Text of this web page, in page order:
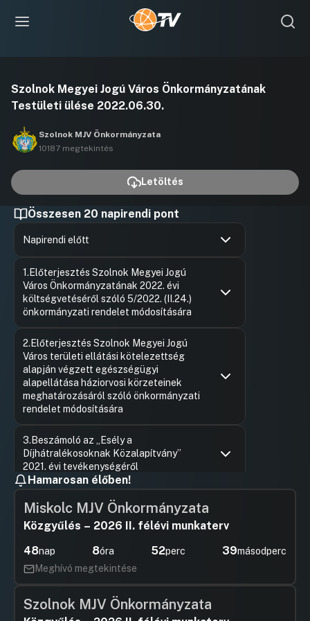
lejátszása
Szolnok Megyei Jogú Város Önkormányzatának
Testületi ülése 2022.06.30.
Szolnok MJV Önkormányzata
10187 megtekintés
Letöltés
Összesen 20 napirendi pont
Napirendi előtt
1.Előterjesztés Szolnok Megyei Jogú
Város Önkormányzatának 2022. évi
költségvetéséről szóló 5/2022. (II.24.)
önkormányzati rendelet módosítására
2.Előterjesztés Szolnok Megyei Jogú
Város területi ellátási kötelezettség
alapján végzett egészségügyi
alapellátása háziorvosi körzeteinek
meghatározásáról szóló önkormányzati
rendelet módosítására
3.Beszámoló az „Esély a
Díjhátralékosoknak Közalapítvány”
2021. évi tevékenységéről
HozzászólásokUgrás a napirendi pontra
4.Beszámoló az „Alcsi Holt-Tiszáért”
Közalapítvány 2021. évi tevékenységéről
Hozzászólások
Alapítvány Közhasznú Szervezet 2021.
évi tevékenységéről
Szalay
6.Beszámoló a „Szolnok Város
Közbiztonságáért” Közalapítvány 2021.
Hamarosan élőben!
Miskolc MJV Önkormányzata
Közgyűlés – 2026 II. félévi munkaterv
48nap 8óra 52perc 38másodperc
Meghívó megtekintése
Szolnok MJV Önkormányzata